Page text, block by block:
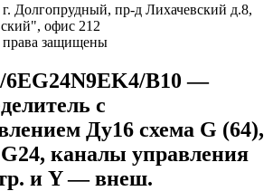
г. Долгопрудный, пр-д Лихачевский д.8,
офис 212
защищены
6EG24N9EK4/B10 —
с
Ду16 схема G (64),
каналы управления
и Y — внеш.